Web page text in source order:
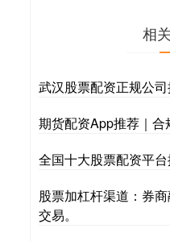
相
武汉股票配资正规公
期货配资App推荐｜
全国十大股票配资平台
股票加杠杆渠道：券
交易。